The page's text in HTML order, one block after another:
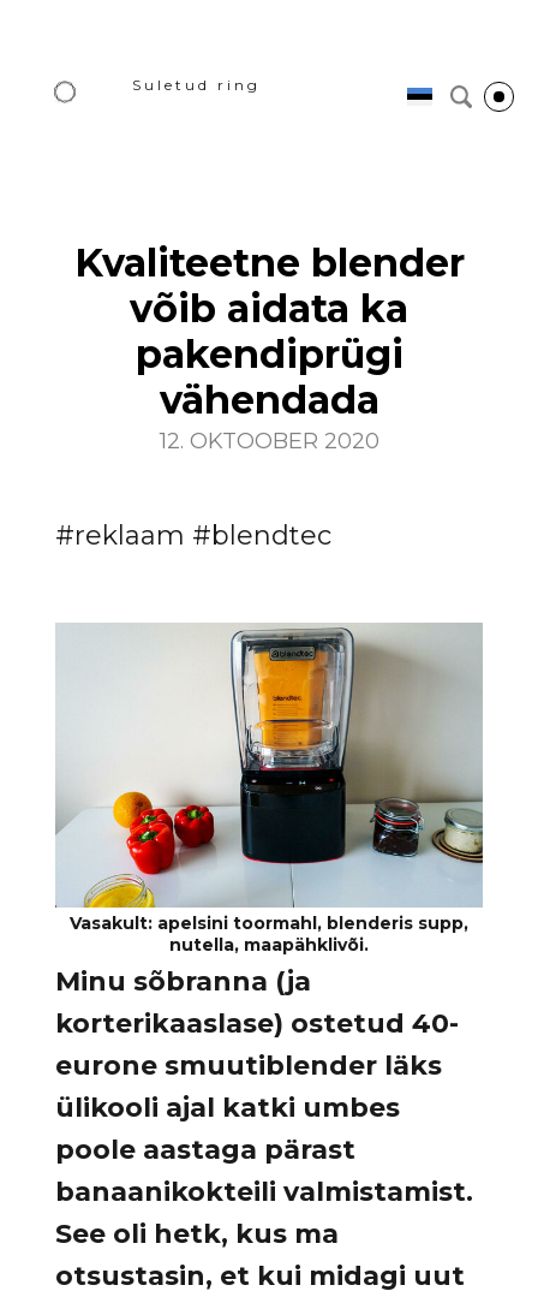
Suletud ring
Kvaliteetne blender
võib aidata ka
pakendiprügi
vähendada
12. OKTOOBER 2020
#reklaam #blendtec
Minu sõbranna (ja
korterikaaslase) ostetud 40-
eurone smuutiblender läks
ülikooli ajal katki umbes
poole aastaga pärast
banaanikokteili valmistamist.
See oli hetk, kus ma
otsustasin, et kui midagi uut